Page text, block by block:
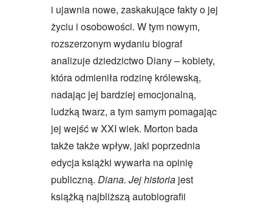
i ujawnia nowe, zaskakujące fakty o jej
życiu i osobowości. W tym nowym,
rozszerzonym wydaniu biograf
analizuje dziedzictwo Diany – kobiety,
która odmieniła rodzinę królewską,
nadając jej bardziej emocjonalną,
ludzką twarz, a tym samym pomagając
jej wejść w XXI wiek. Morton bada
także także wpływ, jaki poprzednia
edycja książki wywarła na opinię
publiczną. Diana. Jej historia jest
książką najbliższą autobiografii